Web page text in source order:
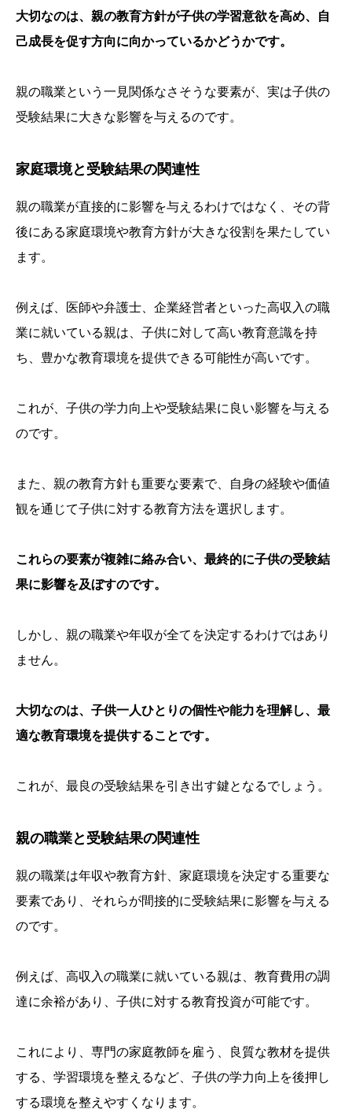
大切なのは、親の教育方針が子供の学習意欲を高め、自
己成長を促す方向に向かっているかどうかです。
親の職業という一見関係なさそうな要素が、実は子供の
受験結果に大きな影響を与えるのです。
家庭環境と受験結果の関連性
親の職業が直接的に影響を与えるわけではなく、その背
後にある家庭環境や教育方針が大きな役割を果たしてい
ます。
例えば、医師や弁護士、企業経営者といった高収入の職
業に就いている親は、子供に対して高い教育意識を持
ち、豊かな教育環境を提供できる可能性が高いです。
これが、子供の学力向上や受験結果に良い影響を与える
のです。
また、親の教育方針も重要な要素で、自身の経験や価値
観を通じて子供に対する教育方法を選択します。
これらの要素が複雑に絡み合い、最終的に子供の受験結
果に影響を及ぼすのです。
しかし、親の職業や年収が全てを決定するわけではあり
ません。
大切なのは、子供一人ひとりの個性や能力を理解し、最
適な教育環境を提供することです。
これが、最良の受験結果を引き出す鍵となるでしょう。
親の職業と受験結果の関連性
親の職業は年収や教育方針、家庭環境を決定する重要な
要素であり、それらが間接的に受験結果に影響を与える
のです。
例えば、高収入の職業に就いている親は、教育費用の調
達に余裕があり、子供に対する教育投資が可能です。
これにより、専門の家庭教師を雇う、良質な教材を提供
する、学習環境を整えるなど、子供の学力向上を後押し
する環境を整えやすくなります。